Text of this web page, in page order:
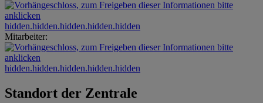
hidden.hidden.hidden.hidden.hidden
Mitarbeiter:
hidden.hidden.hidden.hidden.hidden
Standort der Zentrale